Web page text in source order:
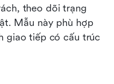
theo dõi trạng
Mẫu này phù hợp
giao tiếp có cấu trúc